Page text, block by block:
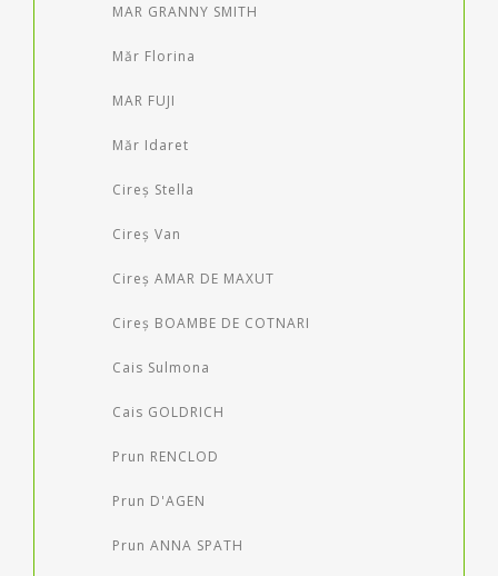
MAR GRANNY SMITH
Măr Florina
MAR FUJI
Măr Idaret
Cireș Stella
Cireș Van
Cireș AMAR DE MAXUT
Cireș BOAMBE DE COTNARI
Cais Sulmona
Cais GOLDRICH
Prun RENCLOD
Prun D'AGEN
Prun ANNA SPATH